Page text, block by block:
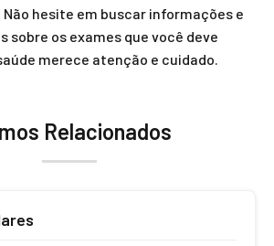
Não hesite em buscar informações e
sobre os exames que você deve
merece atenção e cuidado.
Relacionados